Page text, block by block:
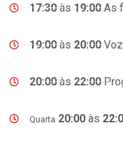
17:30às19:00As
19:00às20:00Voz
20:00às22:00
Quarta 20:00 às